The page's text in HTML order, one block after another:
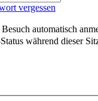
vergessen
automatisch
während dieser